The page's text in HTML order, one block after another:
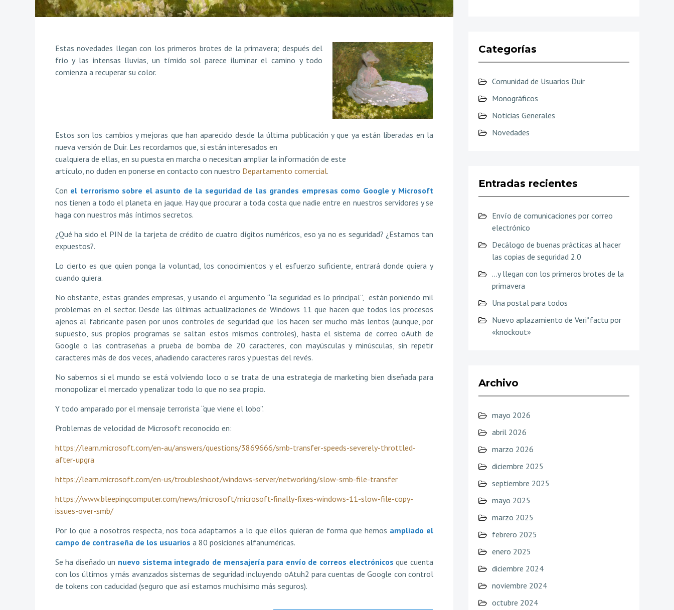
Estas novedades llegan con los primeros brotes de la primavera; después del
frío y las intensas lluvias, un tímido sol parece iluminar el camino y todo
comienza a recuperar su color.
Estos son los cambios y mejoras que han aparecido desde la última publicación y que ya están liberadas en la
nueva versión de Duir. Les recordamos que, si están interesados en
cualquiera de ellas, en su puesta en marcha o necesitan ampliar la información de este
artículo, no duden en ponerse en contacto con nuestro Departamento comercial.
Con el terrorismo sobre el asunto de la seguridad de las grandes empresas como Google y Microsoft
nos tienen a todo el planeta en jaque. Hay que procurar a toda costa que nadie entre en nuestros servidores y se
haga con nuestros más íntimos secretos.
¿Qué ha sido el PIN de la tarjeta de crédito de cuatro dígitos numéricos, eso ya no es seguridad? ¿Estamos tan
expuestos?.
Lo cierto es que quien ponga la voluntad, los conocimientos y el esfuerzo suficiente, entrará donde quiera y
cuando quiera.
No obstante, estas grandes empresas, y usando el argumento “la seguridad es lo principal”, están poniendo mil
problemas en el sector. Desde las últimas actualizaciones de Windows 11 que hacen que todos los procesos
ajenos al fabricante pasen por unos controles de seguridad que los hacen ser mucho más lentos (aunque, por
supuesto, sus propios programas se saltan estos mismos controles), hasta el sistema de correo oAuth de
Google o las contraseñas a prueba de bomba de 20 caracteres, con mayúsculas y minúsculas, sin repetir
caracteres más de dos veces, añadiendo caracteres raros y puestas del revés.
No sabemos si el mundo se está volviendo loco o se trata de una estrategia de marketing bien diseñada para
monopolizar el mercado y penalizar todo lo que no sea propio.
Y todo amparado por el mensaje terrorista “que viene el lobo”.
Problemas de velocidad de Microsoft reconocido en:
https://learn.microsoft.com/en-au/answers/questions/3869666/smb-transfer-speeds-severely-throttled-
after-upgra
https://learn.microsoft.com/en-us/troubleshoot/windows-server/networking/slow-smb-file-transfer
https://www.bleepingcomputer.com/news/microsoft/microsoft-finally-fixes-windows-11-slow-file-copy-
issues-over-smb/
Por lo que a nosotros respecta, nos toca adaptarnos a lo que ellos quieran de forma que hemos ampliado el
campo de contraseña de los usuarios a 80 posiciones alfanuméricas.
Se ha diseñado un nuevo sistema integrado de mensajería para envío de correos electrónicos que cuenta
con los últimos y más avanzados sistemas de seguridad incluyendo oAtuh2 para cuentas de Google con control
de tokens con caducidad (seguro que así estamos muchísimo más seguros).
Categorías
Comunidad de Usuarios Duir
Monográficos
Noticias Generales
Novedades
Entradas recientes
Envío de comunicaciones por correo
electrónico
Decálogo de buenas prácticas al hacer
las copias de seguridad 2.0
…y llegan con los primeros brotes de la
primavera
Una postal para todos
Nuevo aplazamiento de Veri*factu por
«knockout»
Archivo
mayo 2026
abril 2026
marzo 2026
diciembre 2025
septiembre 2025
mayo 2025
marzo 2025
febrero 2025
enero 2025
diciembre 2024
noviembre 2024
octubre 2024